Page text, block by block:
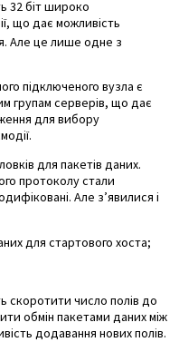
32 біт широко
що дає можливість
Але це лише одне з
підключеного вузла є
групам серверів, що дає
для вибору
для пакетів даних.
протоколу стали
Але з’явилися і
для стартового хоста;
скоротити число полів до
обмін пакетами даних між
додавання нових полів.